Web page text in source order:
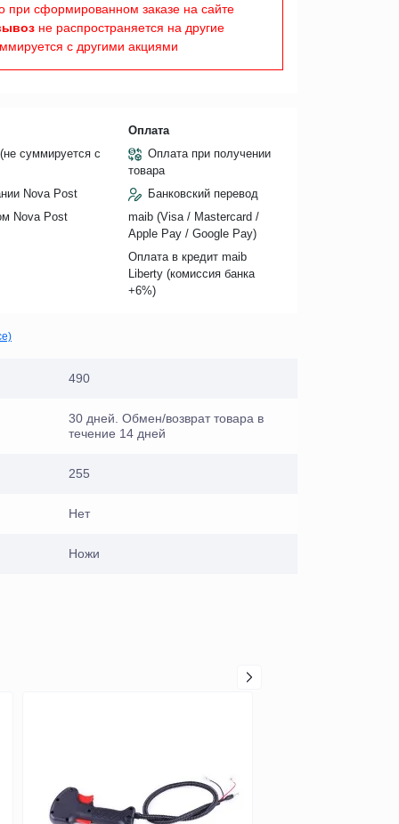
при сформированном заказе на сайте
не распространяется на другие
с другими акциями
суммируется с
Nova Post
Nova Post
Оплата
Оплата при получении
товара
Банковский перевод
maib (Visa / Mastercard /
Apple Pay / Google Pay)
Оплата в кредит maib
Liberty (комиссия банкa
+6%)
490
30 дней. Обмен/возврат товара в
течение 14 дней
255
Нет
Ножи